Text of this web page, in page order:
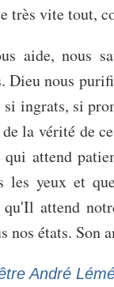
très vite tout,
aide, nous
Dieu nous
si ingrats, si
la vérité de
attend
les yeux et
attend
nos états. Son
André